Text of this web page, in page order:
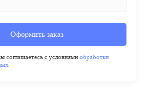
Оформить заказ
соглашаетесь с условиями обработки